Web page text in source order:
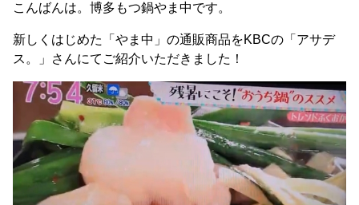
こんばんは。博多もつ鍋やま中です。
新しくはじめた「やま中」の通販商品をKBCの「アサデ
ス。」さんにてご紹介いただきました！